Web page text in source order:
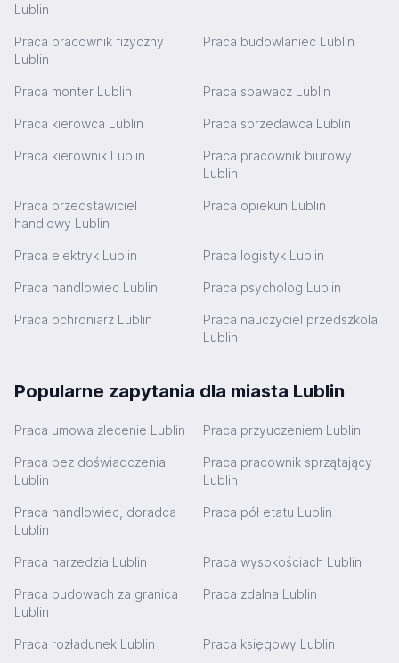
Lublin
Praca pracownik fizyczny
Lublin
Praca budowlaniec Lublin
Praca monter Lublin Praca spawacz Lublin
Praca kierowca Lublin Praca sprzedawca Lublin
Praca kierownik Lublin
Praca pracownik biurowy
Lublin
Praca przedstawiciel
handlowy Lublin
Praca opiekun Lublin
Praca elektryk Lublin Praca logistyk Lublin
Praca handlowiec Lublin Praca psycholog Lublin
Praca ochroniarz Lublin
Praca nauczyciel przedszkola
Lublin
Popularne zapytania dla miasta Lublin
Praca umowa zlecenie Lublin Praca przyuczeniem Lublin
Praca bez doświadczenia
Lublin
Praca pracownik sprzątający
Lublin
Praca handlowiec, doradca
Lublin
Praca pół etatu Lublin
Praca narzedzia Lublin Praca wysokościach Lublin
Praca budowach za granica
Lublin
Praca zdalna Lublin
Praca rozładunek Lublin Praca księgowy Lublin